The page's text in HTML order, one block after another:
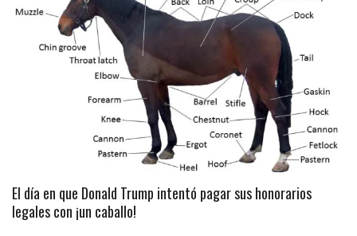
El día en que Donald Trump intentó pagar sus honorarios
legales con ¡un caballo!